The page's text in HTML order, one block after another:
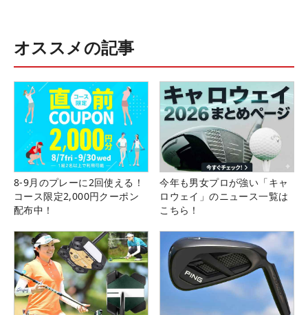
オススメの記事
8-9月のプレーに2回使える！
コース限定2,000円クーポン
配布中！
今年も男女プロが強い「キャ
ロウェイ」のニュース一覧は
こちら！